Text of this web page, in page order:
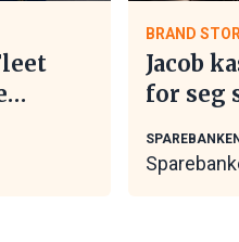
BRAND
Jacob
for seg